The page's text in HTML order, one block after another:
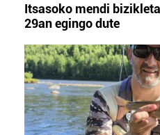
Itsasoko mendi
29an egingo dute